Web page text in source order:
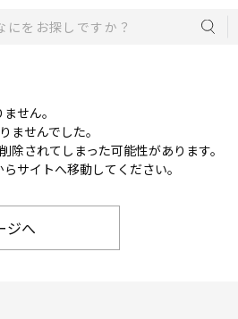
せん。
ませんでした。
されてしまった可能性があります。
サイトへ移動してください。
ジへ